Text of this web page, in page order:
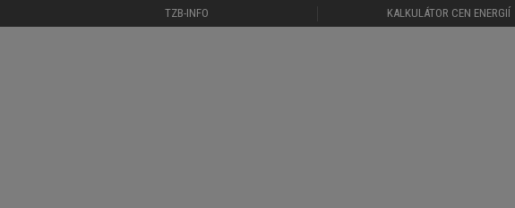
TZB-INFO KALKULÁTOR CEN ENERGIÍ